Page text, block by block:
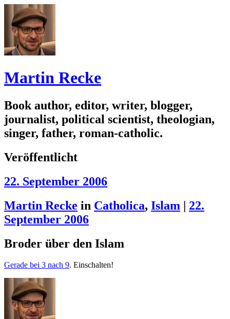
Martin Recke
Book author, editor, writer, blogger,
journalist, political scientist, theologian,
singer, father, roman-catholic.
Veröffentlicht
22. September 2006
Martin Recke in Catholica, Islam | 22.
September 2006
Broder über den Islam
Gerade bei 3 nach 9. Einschalten!